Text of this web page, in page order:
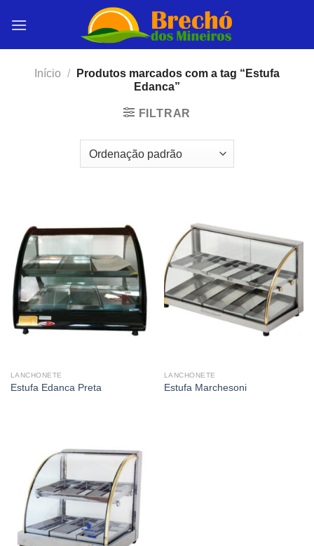
Início /
Produtos marcados com a tag “Estufa
Edanca”
FILTRAR
LANCHONETE
Estufa Edanca Preta
LANCHONETE
Estufa Marchesoni